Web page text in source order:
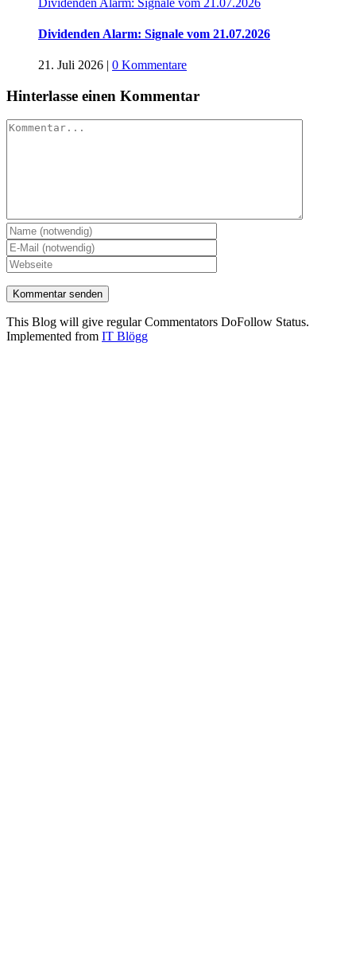
Dividenden Alarm: Signale vom 21.07.2026
21. Juli 2026 | 0 Kommentare
Hinterlasse einen Kommentar
Kommentar
This Blog will give regular Commentators DoFollow Status.
Implemented from IT Blögg